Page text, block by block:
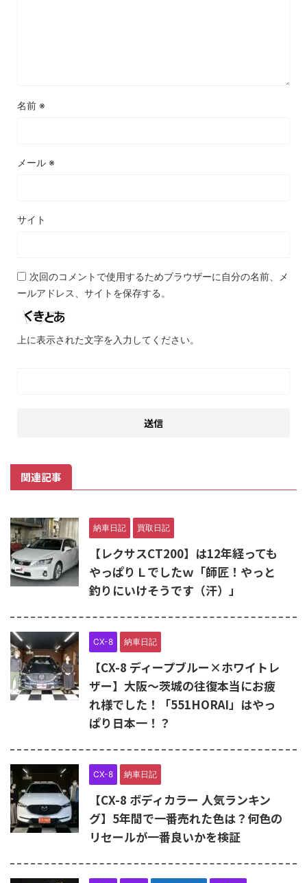
名前 ※
メール ※
サイト
次回のコメントで使用するためブラウザーに自分の名前、メ
ールアドレス、サイトを保存する。
上に表示された文字を入力してください。
関連記事
納車日記 買取日記
【レクサスCT200】は12年経っても
やっぱりＬでしたｗ「師匠！やっと
釣りにいけそうです（汗）」
CX-8 納車日記
【CX-8 ディープブルー×ホワイトレ
ザー】大阪～茨城の往復本当にお疲
れ様でした！「551HORAI」はやっ
ぱり日本一！？
CX-8 納車日記
【CX-8 ボディカラー 人気ランキン
グ】5年間で一番売れた色は？何色の
リセールが一番良いかを検証